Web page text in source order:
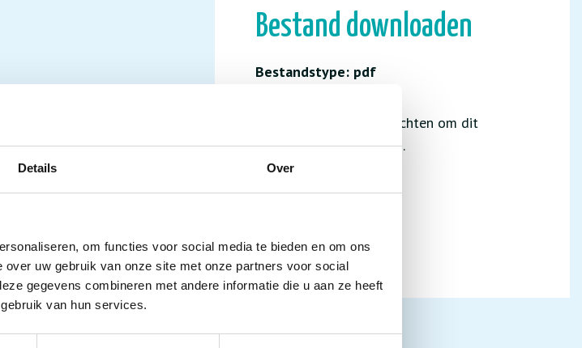
Details Over
om functies voor social media te bieden en om ons
uw gebruik van onze site met onze partners voor social
gegevens combineren met andere informatie die u aan ze heeft
van hun services.
Bestand downloaden
Bestandstype: pdf
Je hebt niet de juiste rechten om dit
bestand te downloaden.